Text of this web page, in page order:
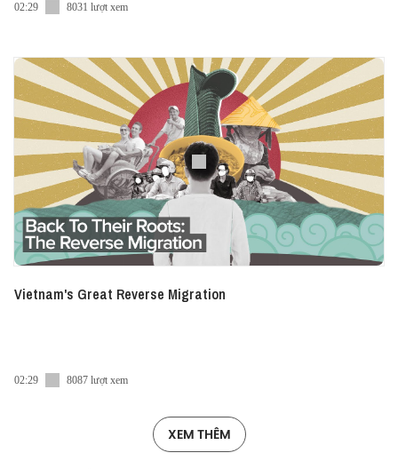
02:29 8031 lượt xem
Vietnam's Great Reverse Migration
02:29 8087 lượt xem
XEM THÊM